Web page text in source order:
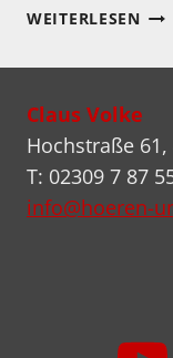
WEITERLESENDIY
Claus Volke
Hochstraße
T: 02309 7 87
info@hoeren-